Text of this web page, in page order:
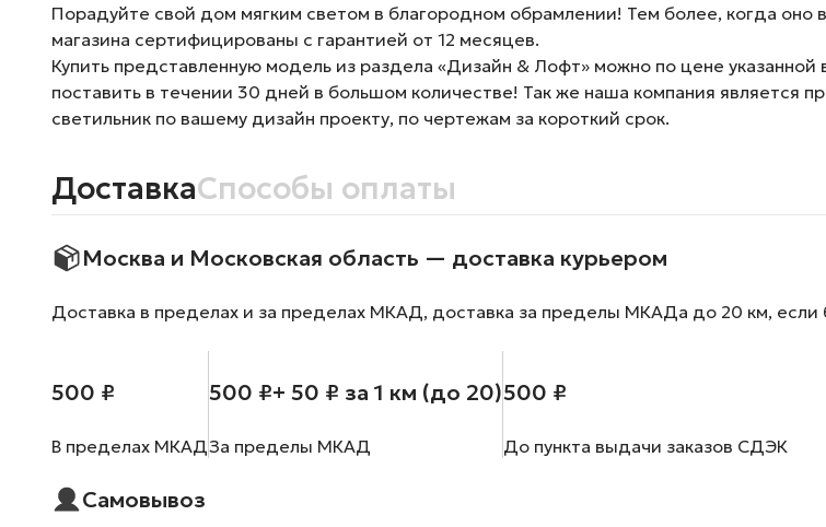
Порадуйте свой дом мягким светом в благородном обрамлении! Тем более, когда
магазина сертифицированы с гарантией от 12 месяцев.
Купить представленную модель из раздела «Дизайн & Лофт» можно по цене
поставить в течении 30 дней в большом количестве! Так же наша компания является
светильник по вашему дизайн проекту, по чертежам за короткий срок.
ДоставкаСпособы оплаты
Москва и Московская область — доставка курьером
Доставка в пределах и за пределах МКАД, доставка за пределы МКАДа до 20 км,
500 ₽
В пределах МКАД
500 ₽+ 50 ₽ за 1 км (до 20)
За пределы МКАД
500 ₽
До пункта выдачи заказов СДЭК
Самовывоз